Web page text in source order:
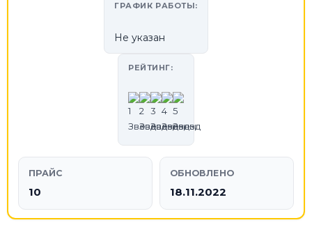
ГРАФИК РАБОТЫ:
Не указан
РЕЙТИНГ:
ПРАЙС
10
ОБНОВЛЕНО
18.11.2022